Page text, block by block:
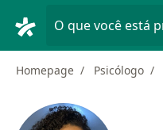
O que você está
Homepage Psicólogo